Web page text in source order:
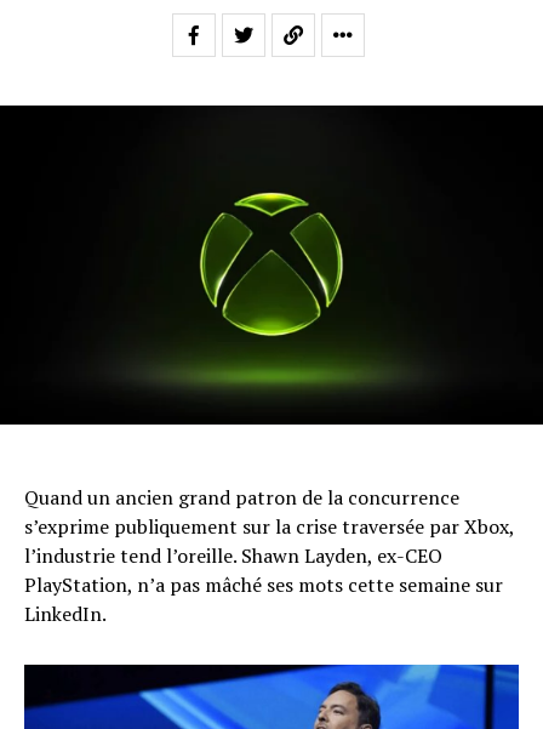
Quand un ancien grand patron de la concurrence
s’exprime publiquement sur la crise traversée par Xbox,
l’industrie tend l’oreille. Shawn Layden, ex-CEO
PlayStation, n’a pas mâché ses mots cette semaine sur
LinkedIn.